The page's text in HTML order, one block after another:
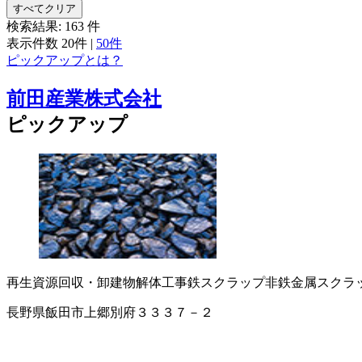
すべてクリア
検索結果: 163 件
表示件数 20件 | 50件
ピックアップとは？
前田産業株式会社
ピックアップ
再生資源回収・卸建物解体工事鉄スクラップ非鉄金属スクラ
長野県飯田市上郷別府３３３７－２